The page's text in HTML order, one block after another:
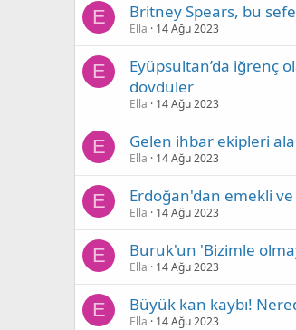
E Britney Spears, bu
Ella 14 Ağu 2023
E
Eyüpsultan’da iğrenç
dövdüler
Ella 14 Ağu 2023
E Gelen ihbar ekipleri
Ella 14 Ağu 2023
E Erdoğan'dan emekli
Ella 14 Ağu 2023
E Buruk'un 'Bizimle
Ella 14 Ağu 2023
E Büyük kan kaybı!
Ella 14 Ağu 2023